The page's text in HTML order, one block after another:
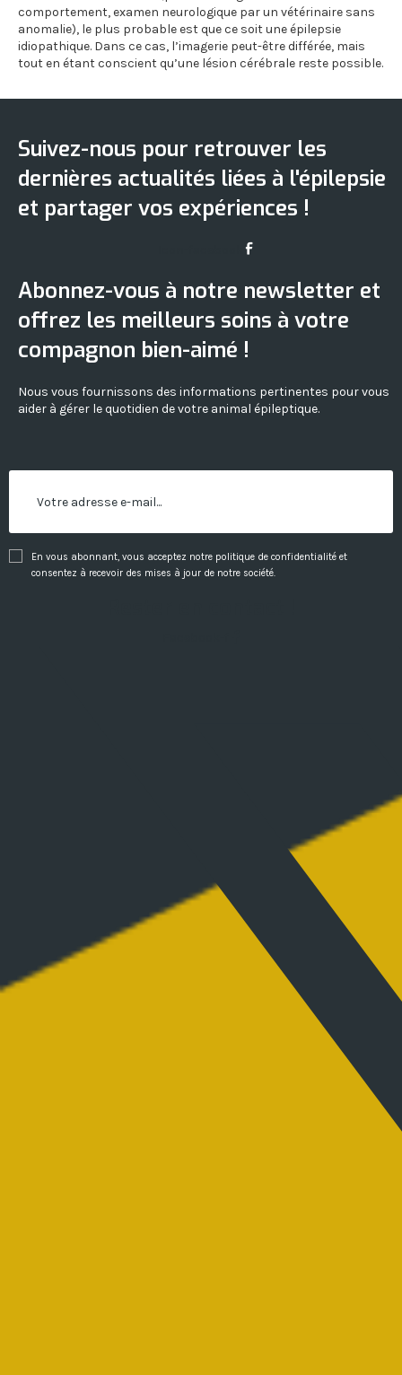
comportement, examen neurologique par un vétérinaire sans
anomalie), le plus probable est que ce soit une épilepsie
idiopathique. Dans ce cas, l’imagerie peut-être différée, mais
tout en étant conscient qu’une lésion cérébrale reste possible.
Suivez-nous pour retrouver les
dernières actualités liées à l'épilepsie
et partager vos expériences !
Abonnez-vous à notre newsletter et
offrez les meilleurs soins à votre
compagnon bien-aimé !
Nous vous fournissons des informations pertinentes pour vous
aider à gérer le quotidien de votre animal épileptique.
En vous abonnant, vous acceptez notre politique de confidentialité et
consentez à recevoir des mises à jour de notre société.